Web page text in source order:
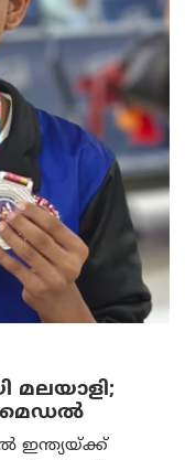
മലയാളി;
മെഡൽ
ഇന്ത്യയ്ക്ക്